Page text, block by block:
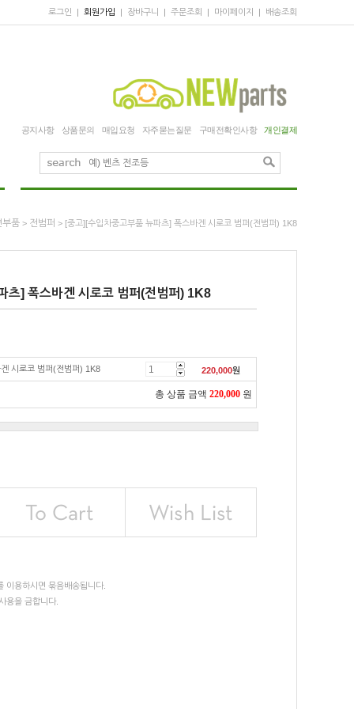
로그인 | 회원가입 | 장바구니 | 주문조회 | 마이페이지 | 배송조회
공지사항
상품문의 매입요청 자주묻는질문 구매전확인사항 개인결제
부품 > 전범퍼 > [중고][수입차중고부품 뉴파츠] 폭스바겐 시로코 범퍼(전범퍼) 1K8
츠] 폭스바겐 시로코 범퍼(전범퍼) 1K8
시로코 범퍼(전범퍼) 1K8 220,000원
총 상품 금액 220,000 원
이용하시면 묶음배송됩니다.
용을 금합니다.